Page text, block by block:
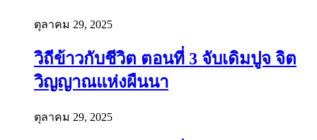
ตุลาคม 29, 2025
วิถีข้าวกับชีวิต ตอนที่ 3 จับเดิมปูจ จิต
วิญญาณแห่งผืนนา
ตุลาคม 29, 2025